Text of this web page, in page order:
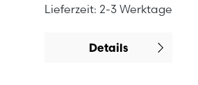
Lieferzeit: 2-3 Werktage
Details